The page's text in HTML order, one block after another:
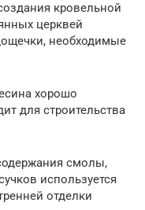
кровельной
церквей
необходимые
хорошо
для строительства
смолы,
используется
отделки